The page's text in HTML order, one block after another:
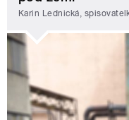
Karin Lednická,